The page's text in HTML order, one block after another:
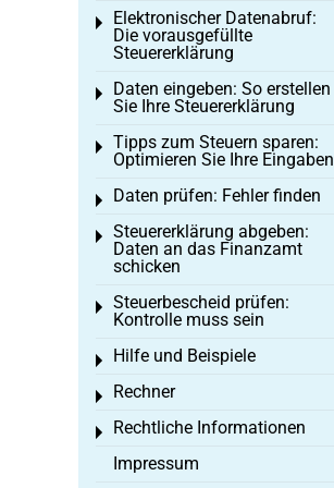
Elektronischer Datenabruf:
Die vorausgefüllte
Steuererklärung
Toggle menu
Daten eingeben: So erstellen
Sie Ihre Steuererklärung
Toggle menu
Tipps zum Steuern sparen:
Optimieren Sie Ihre Eingaben
Toggle menu
Daten prüfen: Fehler finden
Toggle menu
Steuererklärung abgeben:
Daten an das Finanzamt
schicken
Toggle menu
Steuerbescheid prüfen:
Kontrolle muss sein
Toggle menu
Hilfe und Beispiele
Toggle menu
Rechner
Toggle menu
Rechtliche Informationen
Toggle menu
Impressum